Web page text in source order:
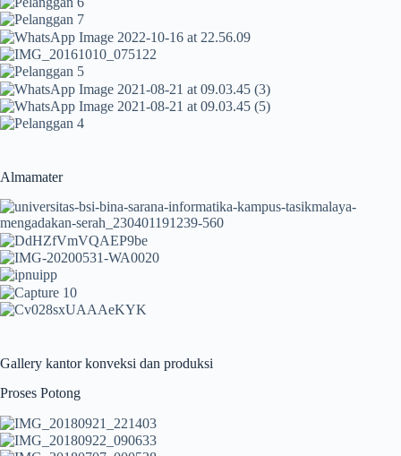
Almamater
Gallery kantor konveksi dan produksi
Proses Potong